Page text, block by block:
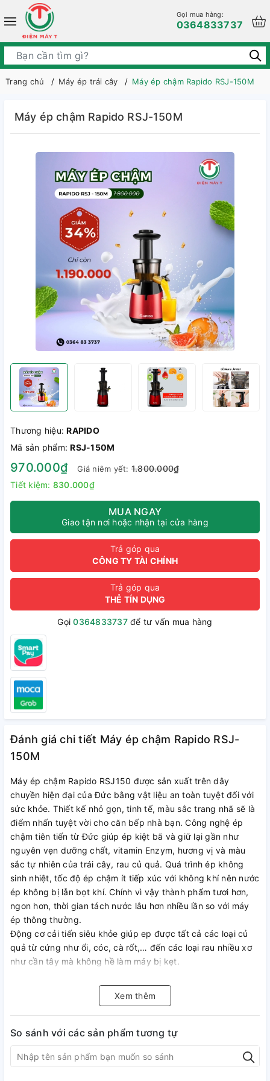
Gọi mua hàng:
0364833737
Trang chủ Máy ép trái cây Máy ép chậm Rapido RSJ-150M
Máy ép chậm Rapido RSJ-150M
Thương hiệu:RAPIDO
Mã sản phẩm:RSJ-150M
970.000₫ Giá niêm yết:1.800.000₫
Tiết kiệm: 830.000₫
MUA NGAY
Giao tận nơi hoặc nhận tại cửa hàng
Trả góp qua
CÔNG TY TÀI CHÍNH
Trả góp qua
THẺ TÍN DỤNG
Gọi0364833737để tư vấn mua hàng
Đánh giá chi tiết Máy ép chậm Rapido RSJ-
150M
Máy ép chậm Rapido RSJ150 được sản xuất trên dây
chuyền hiện đại của Đức bằng vật liệu an toàn tuyệt đối với
sức khỏe. Thiết kế nhỏ gọn, tinh tế, màu sắc trang nhã sẽ là
điểm nhấn tuyệt vời cho căn bếp nhà bạn. Công nghệ ép
chậm tiên tiến từ Đức giúp ép kiệt bã và giữ lại gần như
nguyên vẹn dưỡng chất, vitamin Enzym, hương vị và màu
sắc tự nhiên của trái cây, rau củ quả. Quá trình ép không
sinh nhiệt, tốc độ ép chậm ít tiếp xúc với không khí nên nước
ép không bị lẫn bọt khí. Chính vì vậy thành phẩm tươi hơn,
ngon hơn, thời gian tách nước lâu hơn nhiều lần so với máy
ép thông thường.
Động cơ cải tiến siêu khỏe giúp ep được tất cả các loại củ
quả từ cứng như ổi, cóc, cà rốt,… đến các loại rau nhiều xơ
như cần tây mà không hề làm máy bị kẹt.
Xem thêm
So sánh với các sản phẩm tương tự